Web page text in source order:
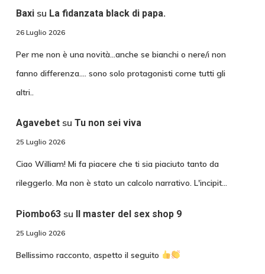
Baxisu La fidanzata black di papa.
26 Luglio 2026
Per me non è una novità...anche se bianchi o nere/i non
fanno differenza.... sono solo protagonisti come tutti gli
altri..
Agavebetsu Tu non sei viva
25 Luglio 2026
Ciao William! Mi fa piacere che ti sia piaciuto tanto da
rileggerlo. Ma non è stato un calcolo narrativo. L'incipit…
Piombo63su Il master del sex shop 9
25 Luglio 2026
Bellissimo racconto, aspetto il seguito